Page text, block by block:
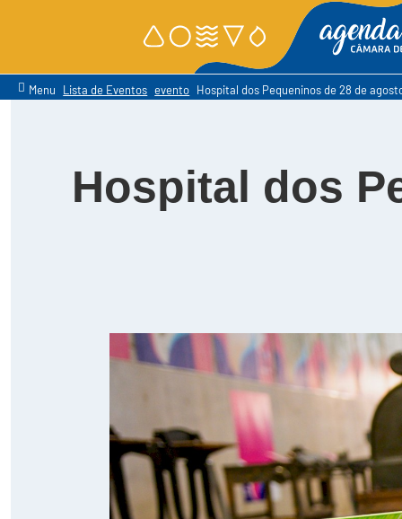
Menu Lista de Eventos evento Hospital dos Pequeninos de 28 de
Hospital dos